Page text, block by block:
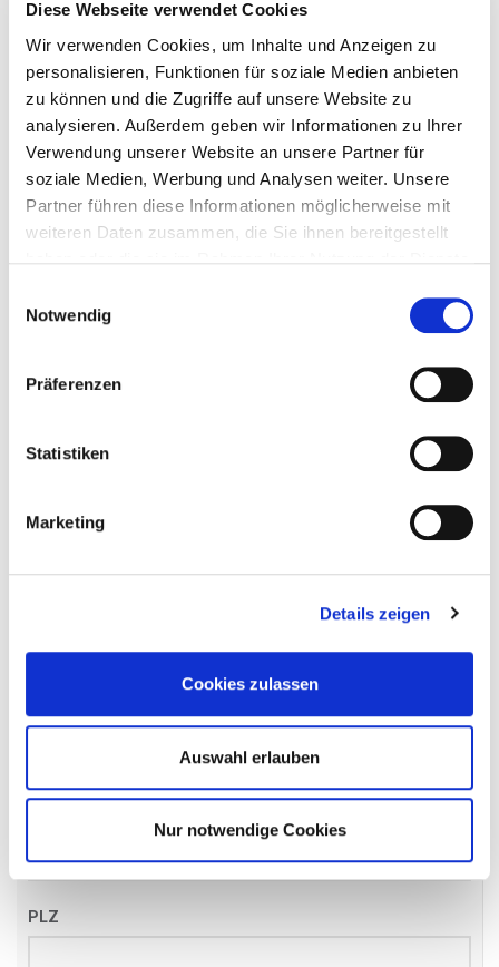
Diese Webseite verwendet Cookies
Wir verwenden Cookies, um Inhalte und Anzeigen zu
personalisieren, Funktionen für soziale Medien anbieten
zu können und die Zugriffe auf unsere Website zu
analysieren. Außerdem geben wir Informationen zu Ihrer
Verwendung unserer Website an unsere Partner für
soziale Medien, Werbung und Analysen weiter. Unsere
Partner führen diese Informationen möglicherweise mit
weiteren Daten zusammen, die Sie ihnen bereitgestellt
Notwendig
Präferenzen
Statistiken
Marketing
Details zeigen
Cookies zulassen
Auswahl erlauben
Nur notwendige Cookies
Bitte bieten Sie mir Flüge an
Persönliche Daten
Anrede
Name*
Telefon*
PLZ